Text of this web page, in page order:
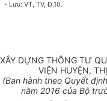
- Lưu: VT, TV, Đ.10.
XÂY DỰNG THÔNG TƯ
VIỆN HUYỆN,
(Ban hành theo Quyết
năm 2016 của Bộ